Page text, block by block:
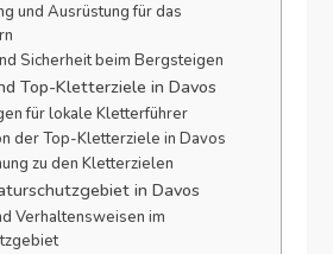
und Ausrüstung für das
Sicherheit beim Bergsteigen
Top-Kletterziele in Davos
für lokale Kletterführer
der Top-Kletterziele in Davos
zu den Kletterzielen
in Davos
Verhaltensweisen im